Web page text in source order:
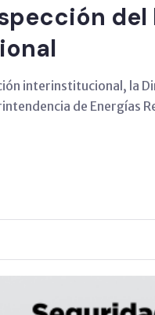
interinstitucional, la
de Energías